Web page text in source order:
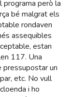
programa però la
bé malgrat els
rondaven
assequibles
estan
117. Una
pressupostar un
etc. No vull
i ho